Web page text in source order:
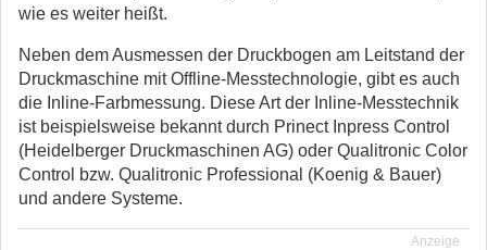
wie es weiter heißt.
Neben dem Ausmessen der Druckbogen am Leitstand der
Druckmaschine mit Offline-Messtechnologie, gibt es auch
die Inline-Farbmessung. Diese Art der Inline-Messtechnik
ist beispielsweise bekannt durch Prinect Inpress Control
(Heidelberger Druckmaschinen AG) oder Qualitronic Color
Control bzw. Qualitronic Professional (Koenig & Bauer)
und andere Systeme.
Anzeige